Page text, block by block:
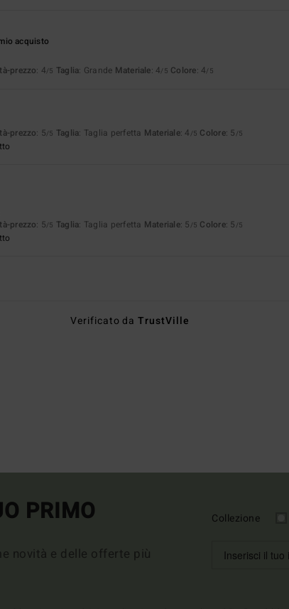
acquisto
prezzo: 4/5 Taglia: Grande Materiale: 4/5 Colore: 4/5
prezzo: 5/5 Taglia: Taglia perfetta Materiale: 4 /5 Colore: 5 /5
prezzo: 5/5 Taglia: Taglia perfetta Materiale: 5 /5 Colore: 5 /5
Verificato daTrustVille
PRIMO
novità e delle offerte più
Collezione